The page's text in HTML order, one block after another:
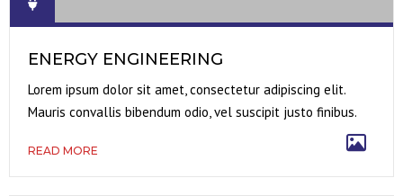
ENERGY ENGINEERING
Lorem ipsum dolor sit amet, consectetur adipiscing elit.
Mauris convallis bibendum odio, vel suscipit justo finibus.
READ MORE